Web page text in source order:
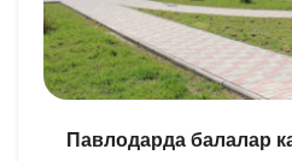
Павлодарда балалар